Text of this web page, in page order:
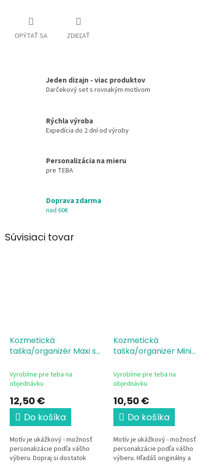
OPÝTAŤ SA ZDIEĽAŤ
Jeden dizajn - viac produktov
Darčekový set s rovnakým motívom
Rýchla výroba
Expedícia do 2 dní od výroby
Personalizácia na mieru
pre TEBA
Doprava zdarma
nad 60€
Súvisiaci tovar
Kozmetická
taška/organizér Maxi s
set-čas zažiariť
Vyrobíme pre teba na
objednávku
12,50 €
Do košíka
Motív je ukážkový - možnosť
personalizácie podľa vášho
výberu. Dopraj si dostatok
Kozmetická
taška/organizer Mini
zažiariť
Vyrobíme pre teba na
objednávku
10,50 €
Do košíka
Motív je ukážkový - možnosť
personalizácie podľa vášho
výberu. Hľadáš originálny a